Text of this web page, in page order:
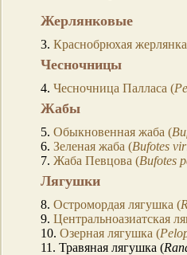
Жерлянковые
3. Краснобрюхая
Чесночницы
4. Чесночница Палласа (
Жабы
5. Обыкновенная жаба (
6. Зеленая жаба (Bufotes
7. Жаба Певцова (Bufotes
Лягушки
8. Остромордая лягушка (
9. Центральноазиатская
10. Озерная лягушка (
11. Травяная лягушка (